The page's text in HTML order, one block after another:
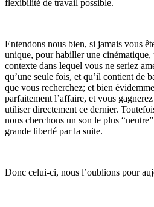
flexibilité de travail possible.
Entendons nous bien, si jamais vous
unique, pour habiller une cinématique,
contexte dans lequel vous ne seriez
qu’une seule fois, et qu’il contient de
que vous recherchez; et bien
parfaitement l’affaire, et vous
utiliser directement ce dernier.
nous cherchons un son le plus
grande liberté par la suite.
Donc celui-ci, nous l’oublions pour